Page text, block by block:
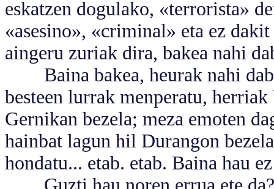
eskatzen dogulako, «terrorista»
«asesino», «criminal» eta ez
aingeru zuriak dira, bakea nahi
Baina bakea, heurak nahi
besteen lurrak menperatu,
Gernikan bezela; meza emoten
hainbat lagun hil Durangon
hondatu... etab. etab. Baina hau